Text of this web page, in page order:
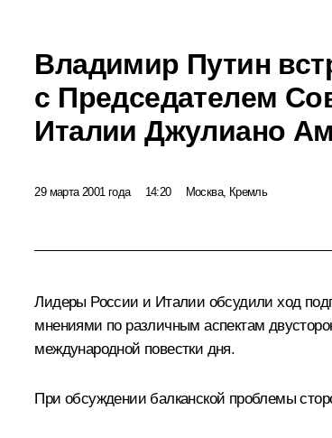
Владимир Путин
с Председателем
Италии Джулиано
29 марта 2001 года 14:20 Москва, Кремль
Лидеры России и Италии обсудили ход
мнениями по различным аспектам
международной повестки дня.
При обсуждении балканской проблемы